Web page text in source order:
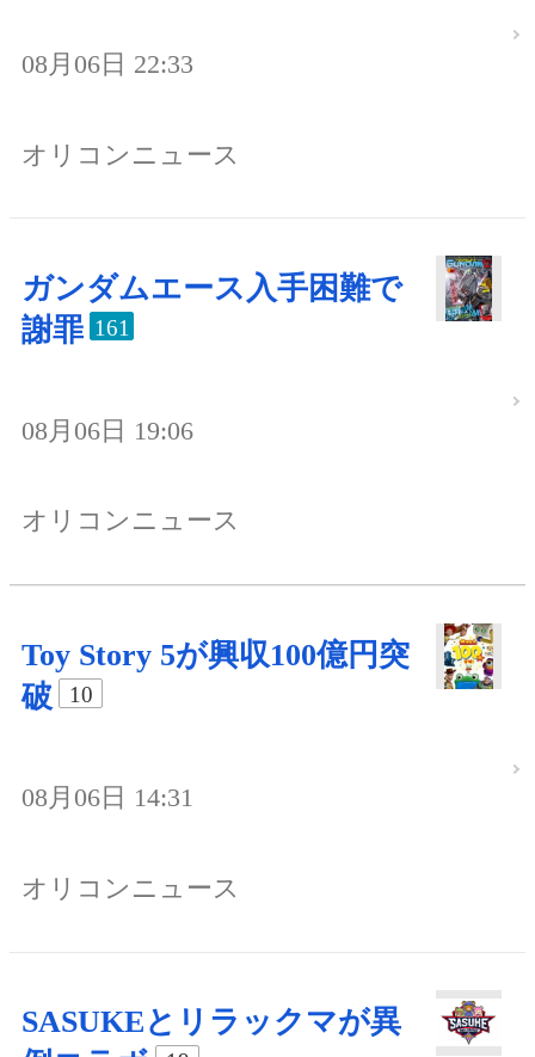
08月06日 22:33
オリコンニュース
ガンダムエース入手困難で
謝罪 161
08月06日 19:06
オリコンニュース
Toy Story 5が興収100億円突
破
10
08月06日 14:31
オリコンニュース
SASUKEとリラックマが異